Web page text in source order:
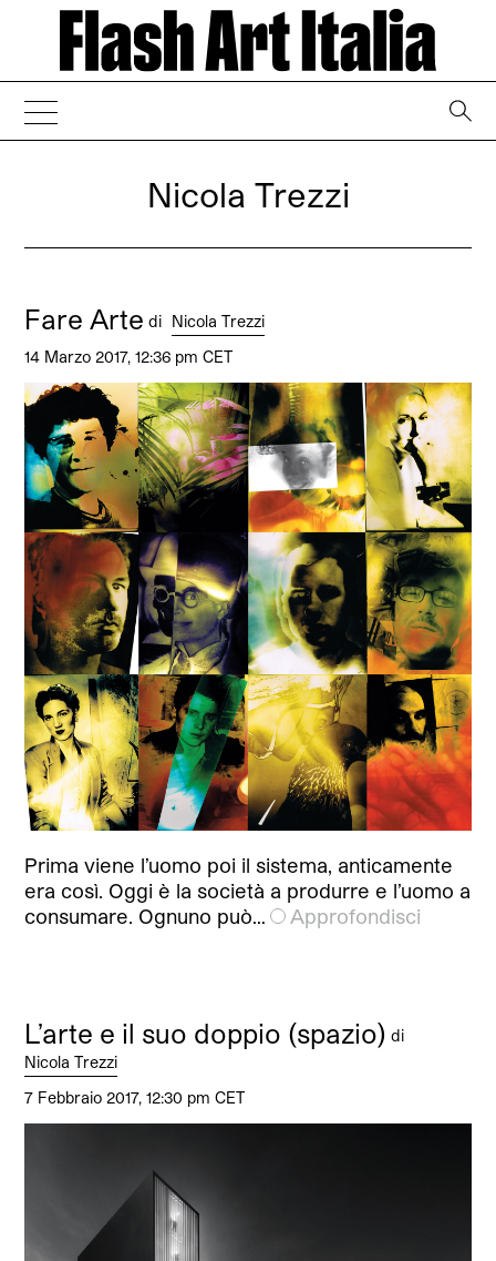
Nicola Trezzi
Fare Arte di Nicola Trezzi
14 Marzo 2017, 12:36 pm CET
Prima viene l’uomo poi il sistema, anticamente
era così. Oggi è la società a produrre e l’uomo a
consumare. Ognuno può…
Approfondisci
L’arte e il suo doppio (spazio) di
Nicola Trezzi
7 Febbraio 2017, 12:30 pm CET